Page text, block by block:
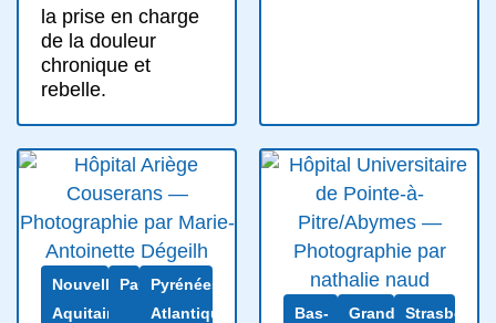
la prise en charge
de la douleur
chronique et
rebelle.
Nouvelle-
Aquitaine
Pau
Pyrénées-
Atlantiques
Bas-
Grand
Strasbourg